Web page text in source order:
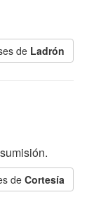
de Ladrón
de Cortesía